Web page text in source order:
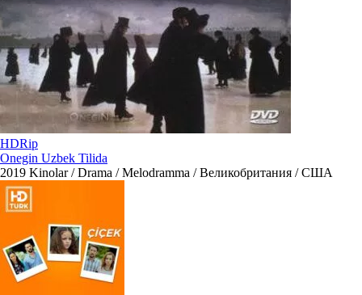
HDRip
Onegin Uzbek Tilida
2019 Kinolar / Drama / Melodramma / Великобритания / США